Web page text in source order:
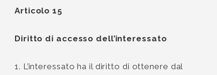
Articolo 15
Diritto di accesso dell’interessato
1. L’interessato ha il diritto di ottenere dal